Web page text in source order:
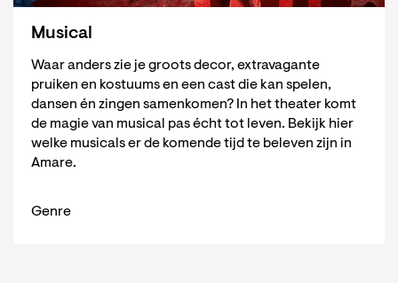
Musical
Waar anders zie je groots decor, extravagante
pruiken en kostuums en een cast die kan spelen,
dansen én zingen samenkomen? In het theater komt
de magie van musical pas écht tot leven. Bekijk hier
welke musicals er de komende tijd te beleven zijn in
Amare.
Genre